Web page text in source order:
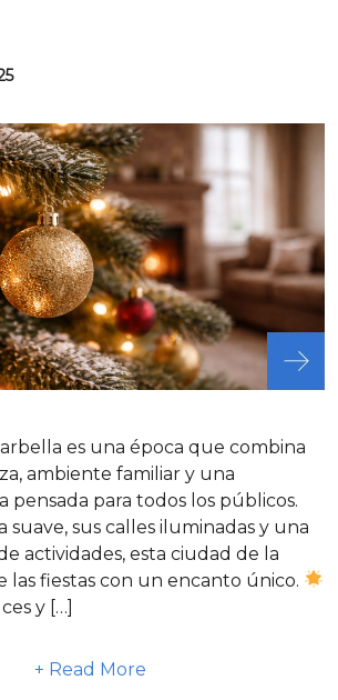
es una época que combina
ambiente familiar y una
pensada para todos los públicos.
suave, sus calles iluminadas y una
actividades, esta ciudad de la
las fiestas con un encanto único.
y […]
+ Read More